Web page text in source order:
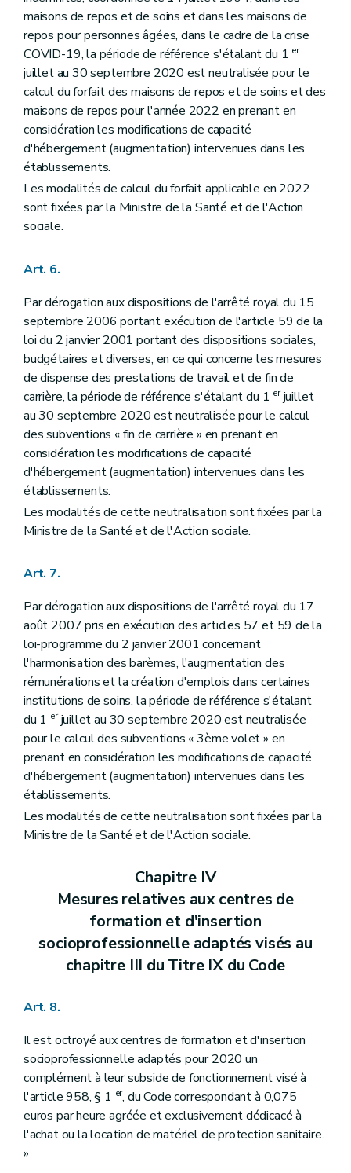
maisons de repos et de soins et dans les maisons de
repos pour personnes âgées, dans le cadre de la crise
COVID-19, la période de référence s'étalant du 1 er
juillet au 30 septembre 2020 est neutralisée pour le
calcul du forfait des maisons de repos et de soins et des
maisons de repos pour l'année 2022 en prenant en
considération les modifications de capacité
d'hébergement (augmentation) intervenues dans les
établissements.
Les modalités de calcul du forfait applicable en 2022
sont fixées par la Ministre de la Santé et de l'Action
sociale.
Art. 6.
Par dérogation aux dispositions de l'arrêté royal du 15
septembre 2006 portant exécution de l'article 59 de la
loi du 2 janvier 2001 portant des dispositions sociales,
budgétaires et diverses, en ce qui concerne les mesures
de dispense des prestations de travail et de fin de
carrière, la période de référence s'étalant du 1 erjuillet
au 30 septembre 2020 est neutralisée pour le calcul
des subventions « fin de carrière » en prenant en
considération les modifications de capacité
d'hébergement (augmentation) intervenues dans les
établissements.
Les modalités de cette neutralisation sont fixées par la
Ministre de la Santé et de l'Action sociale.
Art. 7.
Par dérogation aux dispositions de l'arrêté royal du 17
août 2007 pris en exécution des articles 57 et 59 de la
loi-programme du 2 janvier 2001 concernant
l'harmonisation des barèmes, l'augmentation des
rémunérations et la création d'emplois dans certaines
institutions de soins, la période de référence s'étalant
du 1 erjuillet au 30 septembre 2020 est neutralisée
pour le calcul des subventions « 3ème volet » en
prenant en considération les modifications de capacité
d'hébergement (augmentation) intervenues dans les
établissements.
Les modalités de cette neutralisation sont fixées par la
Ministre de la Santé et de l'Action sociale.
Chapitre IV
Mesures relatives aux centres de
formation et d'insertion
socioprofessionnelle adaptés visés au
chapitre III du Titre IX du Code
Art. 8.
Il est octroyé aux centres de formation et d'insertion
socioprofessionnelle adaptés pour 2020 un
complément à leur subside de fonctionnement visé à
l'article 958, § 1 er, du Code correspondant à 0,075
euros par heure agréée et exclusivement dédicacé à
l'achat ou la location de matériel de protection sanitaire.
»